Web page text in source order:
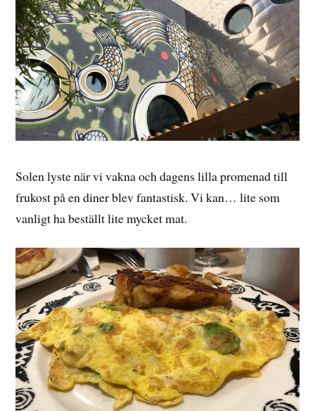
Solen lyste när vi vakna och dagens lilla promenad till
frukost på en diner blev fantastisk. Vi kan… lite som
vanligt ha beställt lite mycket mat.